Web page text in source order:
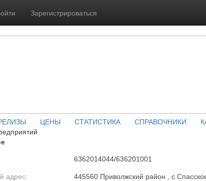
Зарегистрироваться
ЦЕНЫ СТАТИСТИКА СПРАВОЧНИКИ
6362014044/636201001
адрес: 445560 Приволжский район , с